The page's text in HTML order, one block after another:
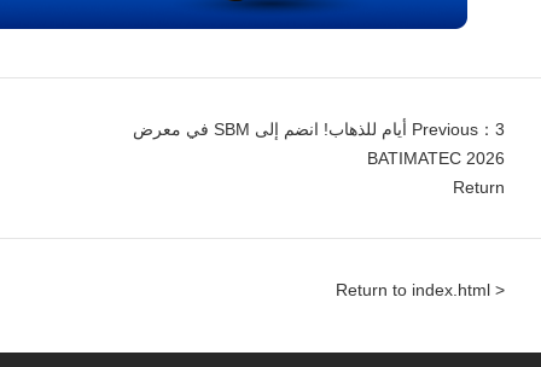
Previous：3 أيام للذهاب! انضم إلى SBM في معرض
BATIMATEC 2026
Return
< Return to index.html